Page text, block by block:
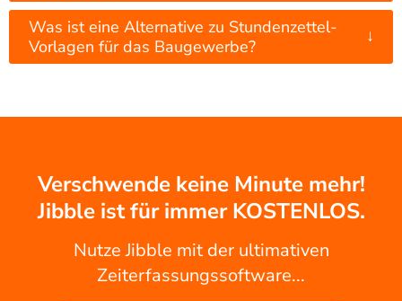
Was ist eine Alternative zu Stundenzettel-
Vorlagen für das Baugewerbe?
↓
Verschwende keine Minute mehr!
Jibble ist für immer KOSTENLOS.
Nutze Jibble mit der ultimativen
Zeiterfassungssoftware...